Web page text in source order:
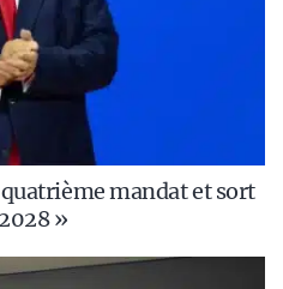
mandat et sort
»